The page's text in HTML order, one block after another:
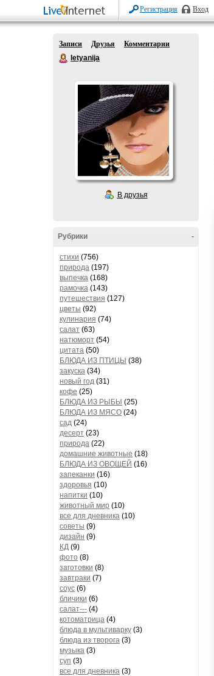
Регистрация Вход
Записи Друзья
Комментарии
letyanija
В друзья
-
Рубрики
стихи (756)
природа (197)
выпечка (168)
рамочка (143)
путешествия (127)
цветы (92)
кулинария (74)
салат (63)
натюморт (54)
цитата (50)
БЛЮДА ИЗ ПТИЦЫ (38)
закуска (34)
новый год (31)
кофе (25)
БЛЮДА ИЗ РЫБЫ (25)
БЛЮДА ИЗ МЯСО (24)
сад (24)
десерт (23)
природа (22)
домашние животные (18)
БЛЮДА ИЗ ОВОЩЕЙ (16)
запеканки (16)
здоровья (10)
напитки (10)
животный мир (10)
все для дневника (10)
советы (9)
дизайн (9)
КД (9)
фото (8)
заготовки (8)
завтраки (7)
соус (6)
бличики (6)
салат--- (4)
котоматрица (4)
блюда в мультиварку (3)
блюда из творога (3)
музыка (3)
суп (3)
все для дневника (3)